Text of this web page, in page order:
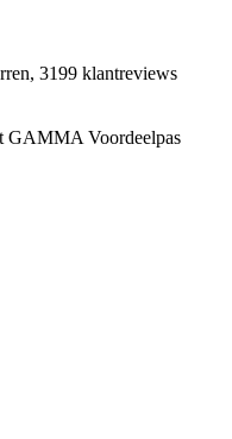
3199 klantreviews
GAMMA Voordeelpas